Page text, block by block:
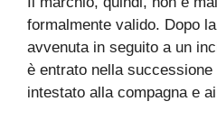
formalmente valido. Dopo
avvenuta in seguito a un
è entrato nella
intestato alla compagna e